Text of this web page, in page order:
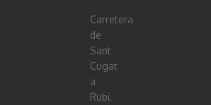
Carretera
de
Sant
Cugat
a
Rubi,